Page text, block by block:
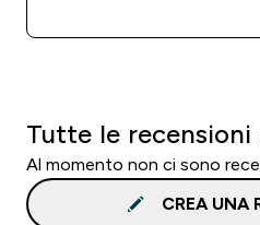
Tutte le
Al momento non ci sono
CREA UNA